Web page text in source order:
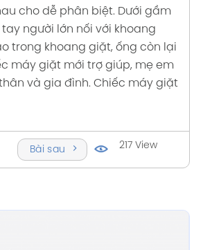
cho dễ phân biệt. Dưới gầm
người lớn nối với khoang
trong khoang giặt, ống còn lại
máy giặt mới trợ giúp, mẹ em
và gia đình. Chiếc máy giặt
Bài sau 217 View